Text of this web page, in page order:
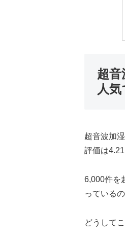
超
人
超音波加
評価は
6,000件を
っている
どうして